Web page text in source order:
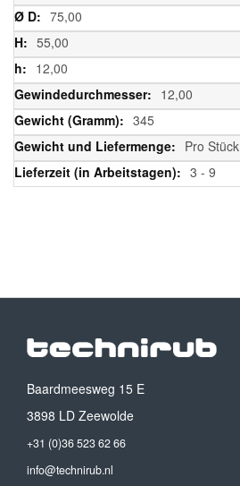
75,00
55,00
12,00
12,00
345
Pro Stück
3 - 9
Baardmeesweg 15 E
3898 LD Zeewolde
+31 (0)36 523 62 66
info@technirub.nl